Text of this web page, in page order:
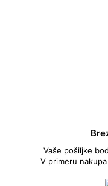
Vaše pošiljke
V primeru